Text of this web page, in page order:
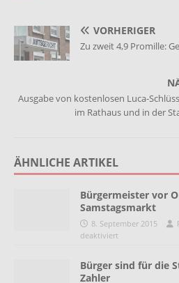
VORHERIGER
Zu zweit 4,9 Promille:
Ausgabe von kostenlosen Luca-
im Rathaus und in der
ÄHNLICHE ARTIKEL
Bürgermeister vor
Samstagsmarkt
8. September 2015
deaktiviert
Bürger sind für die
Zahler